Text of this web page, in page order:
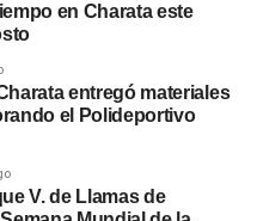
en Charata este
entregó materiales
el Polideportivo
V. de Llamas de